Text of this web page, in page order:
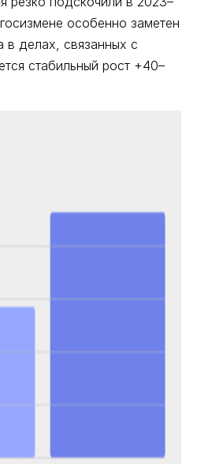
особенно заметен
в делах, связанных с
стабильный рост +40–